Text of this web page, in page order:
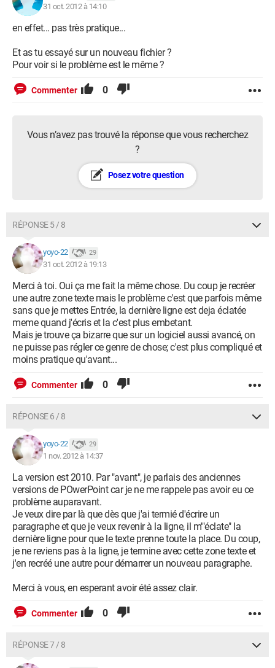
31 oct. 2012 à 14:10
en effet... pas très pratique...
Et as tu essayé sur un nouveau fichier ?
Pour voir si le problème est le même ?
Commenter 0
Vous n’avez pas trouvé la réponse que vous recherchez
?
Posez votre question
RÉPONSE 5 / 8
yoyo-22 29
31 oct. 2012 à 19:13
Merci à toi. Oui ça me fait la même chose. Du coup je recréer
une autre zone texte mais le problème c'est que parfois même
sans que je mettes Entrée, la dernière ligne est deja éclatée
meme quand j'écris et la c'est plus embetant.
Mais je trouve ça bizarre que sur un logiciel aussi avancé, on
ne puisse pas régler ce genre de chose; c'est plus compliqué et
moins pratique qu'avant...
Commenter 0
RÉPONSE 6 / 8
yoyo-22 29
1 nov. 2012 à 14:37
La version est 2010. Par "avant", je parlais des anciennes
versions de POwerPoint car je ne me rappele pas avoir eu ce
problème auparavant.
Je veux dire par là que dès que j'ai termié d'écrire un
paragraphe et que je veux revenir à la ligne, il m'"éclate" la
dernière ligne pour que le texte prenne toute la place. Du coup,
je ne reviens pas à la ligne, je termine avec cette zone texte et
j'en recréé une autre pour démarrer un nouveau paragraphe.
Merci à vous, en esperant avoir été assez clair.
Commenter 0
RÉPONSE 7 / 8